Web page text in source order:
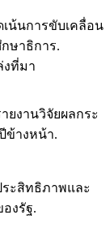
เน้นการขับเคลื่อน
ษาธิการ.
งที่มา
ยงานวิจัยผลกระ
ข้างหน้า.
ระสิทธิภาพและ
งรัฐ.